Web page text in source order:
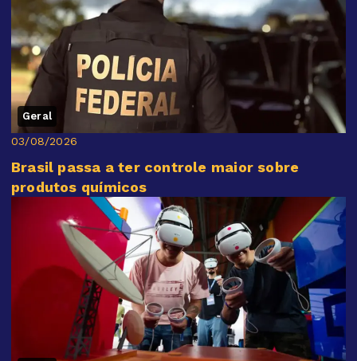
Geral
03/08/2026
Brasil passa a ter controle maior sobre
produtos químicos